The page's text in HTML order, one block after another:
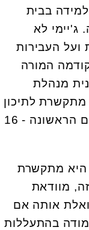
תלמידה בבית
ג'יימי לא
ועל העבירות
המורה
מנהלת
מתקשרת לתיכון
על מנת להתעמת עם המורה בפעם הראשונה - 16
היא מתקשרת
מוודאת
אותה אם
מודה בהתעללות